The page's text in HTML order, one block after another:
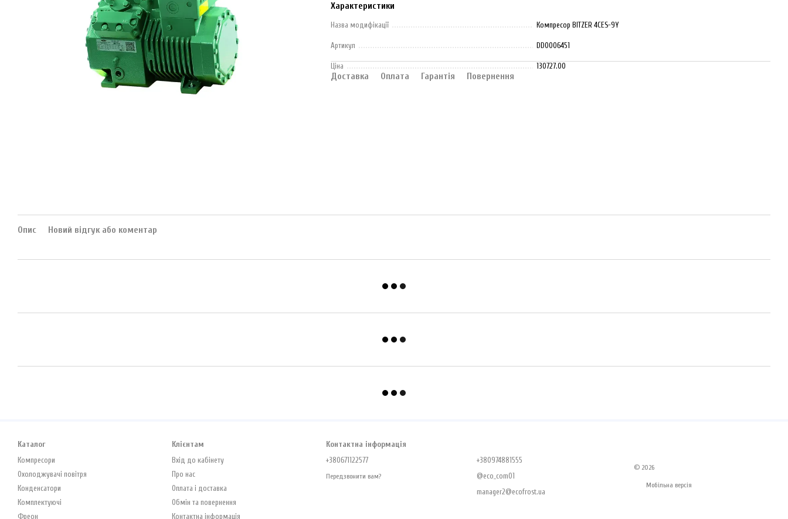
Характеристики
Назва модифікації Компресор BITZER 4CES-9Y
Артикул DD0006451
Ціна 130727.00
Доставка Оплата Гарантія Повернення
Опис Новий відгук або коментар
Каталог
Компресори
Охолоджувачі повітря
Конденсатори
Комплектуючі
Фреон
Клієнтам
Вхід до кабінету
Про нас
Оплата і доставка
Обмін та повернення
Контактна інформація
Контактна інформація
+380671122577
Передзвонити вам?
+380974881555
@eco_com01
manager2@ecofrost.ua
© 2026
Мобільна версія